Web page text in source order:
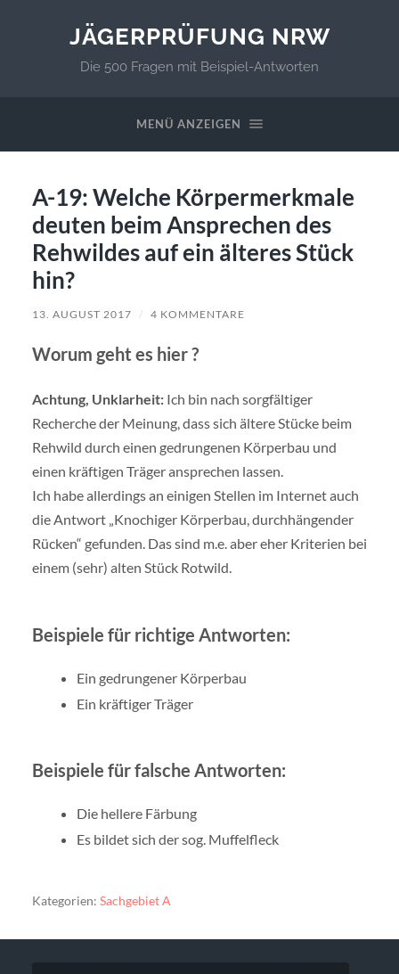
JÄGERPRÜFUNG NRW
Die 500 Fragen mit Beispiel-Antworten
MENÜ ANZEIGEN
A-19: Welche Körpermerkmale
deuten beim Ansprechen des
Rehwildes auf ein älteres Stück
hin?
13. AUGUST 2017 / 4 KOMMENTARE
Worum geht es hier ?
Achtung, Unklarheit:Ich bin nach sorgfältiger
Recherche der Meinung, dass sich ältere Stücke beim
Rehwild durch einen gedrungenen Körperbau und
einen kräftigen Träger ansprechen lassen.
Ich habe allerdings an einigen Stellen im Internet auch
die Antwort „Knochiger Körperbau, durchhängender
Rücken“ gefunden. Das sind m.e. aber eher Kriterien bei
einem (sehr) alten Stück Rotwild.
Beispiele für richtige Antworten:
Ein gedrungener Körperbau
Ein kräftiger Träger
Beispiele für falsche Antworten:
Die hellere Färbung
Es bildet sich der sog. Muffelfleck
Kategorien: Sachgebiet A